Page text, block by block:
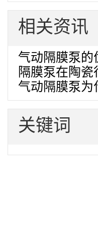
相关资讯
气动隔膜泵的
隔膜泵在陶瓷
气动隔膜泵为
关键词